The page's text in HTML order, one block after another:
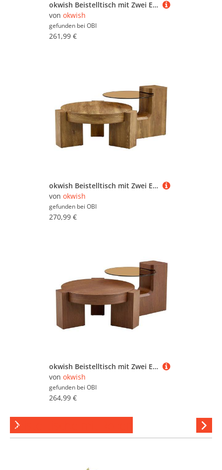
okwish Beistelltisch mit Zwei Ebenen und Glasplatte für Wohnzimmer 78x75x34 cm Natur Schwarz
von okwish
gefunden bei OBI
261,99 €
okwish Beistelltisch mit Zwei Ebenen und Glasplatte für Wohnzimmer 78x75x34 cm Natur
von okwish
gefunden bei OBI
270,99 €
okwish Beistelltisch mit Zwei Ebenen und Glasplatte für Wohnzimmer 78x75x34 cm Natur
von okwish
gefunden bei OBI
264,99 €
Beistelltische mit Rollen